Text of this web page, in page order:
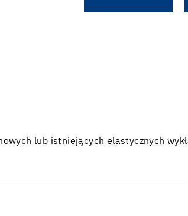
lub istniejących elastycznych